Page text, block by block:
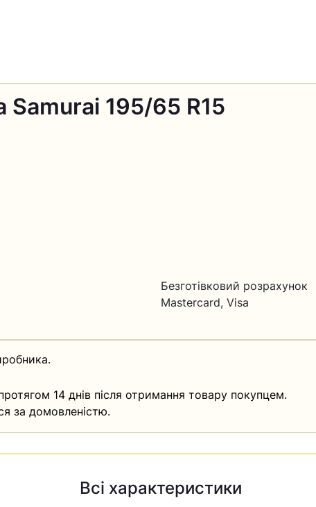
Samurai 195/65 R15
Безготівковий розрахунок
Mastercard, Visa
14 днів після отримання товару покупцем.
за домовленістю.
Всі характеристики